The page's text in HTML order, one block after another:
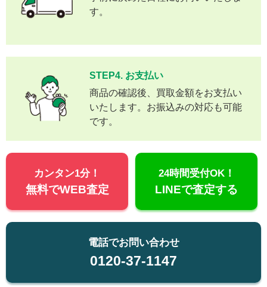
す。
STEP4. お支払い
商品の確認後、買取金額をお支払い
いたします。お振込みの対応も可能
です。
カンタン1分！
無料でWEB査定
24時間受付OK！
LINEで査定する
電話でお問い合わせ
0120-37-1147